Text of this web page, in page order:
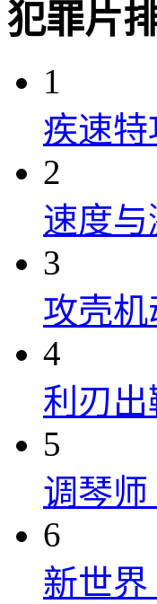
犯罪片
1
疾速特
2
速度与
3
攻壳机
4
利刃出
5
调琴师
6
新世界